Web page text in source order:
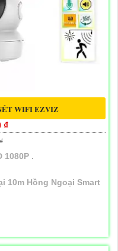
WIFI EZVIZ
₫
1080P .
10m Hồng Ngoại Smart